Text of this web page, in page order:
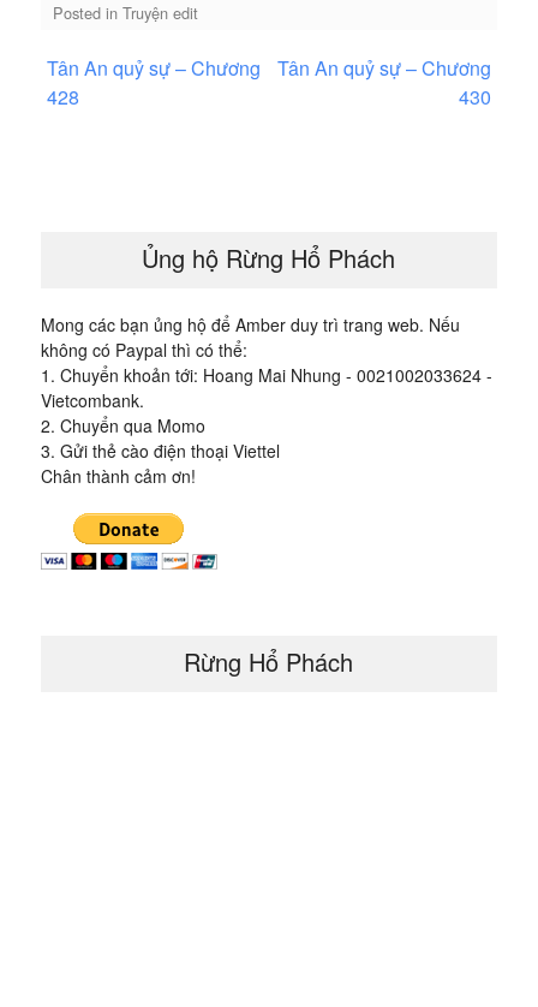
Posted in Truyện edit
Điều
hướng
Tân An quỷ sự – Chương
428
Tân An quỷ sự – Chương
430
Ủng hộ Rừng Hổ Phách
Mong các bạn ủng hộ để Amber duy trì trang web. Nếu
không có Paypal thì có thể:
1. Chuyển khoản tới: Hoang Mai Nhung - 0021002033624 -
Vietcombank.
2. Chuyển qua Momo
3. Gửi thẻ cào điện thoại Viettel
Chân thành cảm ơn!
Rừng Hổ Phách